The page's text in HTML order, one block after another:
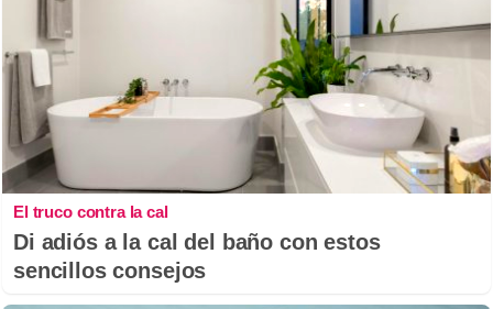
El truco contra la cal
Di adiós a la cal del baño con estos
sencillos consejos